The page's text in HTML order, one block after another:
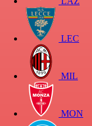
LEC
MIL
MON